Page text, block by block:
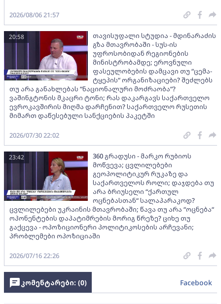
2026/08/06 21:57
თავისუფალი სტუდია - მდინარაძის
გზა მთავრობაში - სუს-ის
უფროსობიდან რეგიონების
მინისტრობამდე; ეროვნული
ფასეულობების დამცავი თუ “ცემა-
ტყეპის“ ორგანიზაციები? შეძლებს
თუ არა განახლებას “ნაციონალური მოძრაობა“?
ვაშინგტონის მკაცრი ტონი; რას დაკარგავს საქართველო
ევროკავშირის მიღმა დარჩენით? საქართველო რუსეთის
მიმართ დაწესებული სანქციების პაკეტში
20:58
2026/07/30 22:02
360 გრადუსი - მარკო რუბიოს
მოწვევა; ცვლილებები
გეოპოლიტიკურ რუკაზე და
საქართველოს როლი; დაჯდება თუ
არა ბრიუსელი “ქართულ
ოცნებასთან“ სალაპარაკოდ?
ცვლილებები უკრაინის მთავრობაში; წავა თუ არა “ოცნება“
ოპონენტების დაპატიმრების მორიგ წრეზე? ციხე თუ
გაქცევა - ოპოზიციონერი პოლიტიკოსების არჩევანი;
პრობლემები ოპოზიციაში
23:42
2026/07/16 22:26
კომენტარები: (0) Facebook